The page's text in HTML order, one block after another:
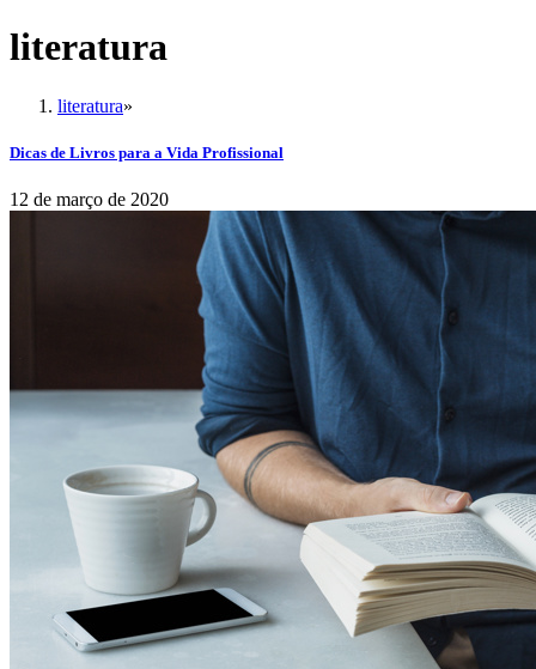
literatura
literatura»
Dicas de Livros para a Vida Profissional
12 de março de 2020